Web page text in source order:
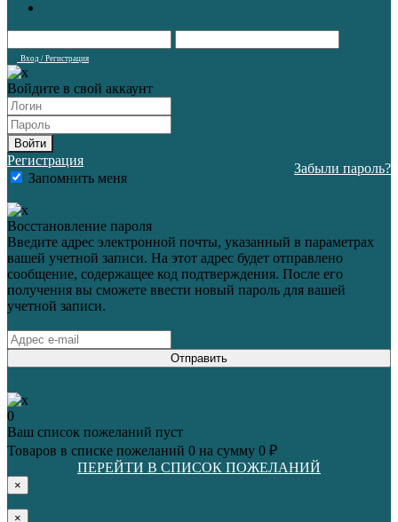
Вход / Регистрация
Войдите в свой аккаунт
Войти
Регистрация
Запомнить меня
Забыли пароль?
Восстановление пароля
Введите адрес электронной почты, указанный в параметрах
вашей учетной записи. На этот адрес будет отправлено
сообщение, содержащее код подтверждения. После его
получения вы сможете ввести новый пароль для вашей
учетной записи.
Отправить
0
Ваш список пожеланий пуст
Товаров в списке пожеланий 0 на сумму 0 ₽
ПЕРЕЙТИ В СПИСОК ПОЖЕЛАНИЙ
×
×